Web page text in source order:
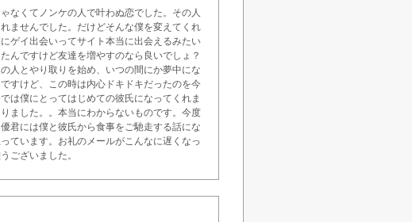
なくてノンケの人で叶わぬ恋でした。その人
ませんでした。だけどそんな僕を変えてくれ
ゲイ出会いってサイト本当に出会えるみたい
んですけど友達を増やすのなら良いでしょ？
人とやり取りを始め、いつの間にか夢中にな
すけど、この時は内心ドキドキだったのを今
は僕にとってはじめての彼氏になってくれま
ました。。本当にわからないものです。今度
君には僕と彼氏から食事をご馳走する話にな
ています。お礼のメールがこんなに遅くなっ
ございました。